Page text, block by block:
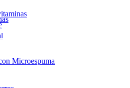
Microespuma